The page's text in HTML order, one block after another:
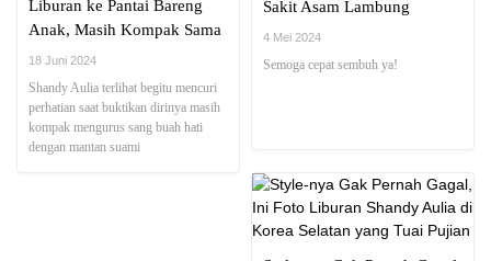
Liburan ke Pantai Bareng
Anak, Masih Kompak Sama
Mantan Suami
18 Juni 2024
Shandy Aulia terlihat begitu mencuri
perhatian saat buktikan dirinya masih
kompak mengurus sang buah hati
dengan mantan suami
Sakit Asam Lambung
4 Mei 2024
Semoga cepat sembuh ya!